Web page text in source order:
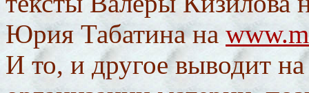
Юрия Табатина на
И то, и другое выводит